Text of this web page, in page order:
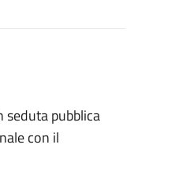
seduta pubblica
con il